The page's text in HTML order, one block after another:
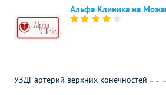
Альфа Клиника на
УЗДГ артерий верхних конечностей